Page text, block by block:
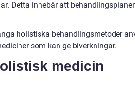
Detta innebär att
holistiska behandlingsmetoder
som kan ge biverkningar.
medicin